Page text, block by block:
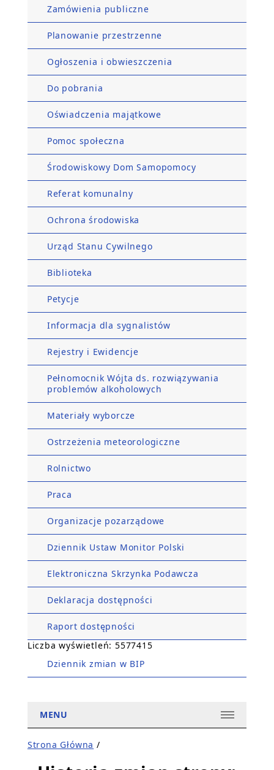
Zamówienia publiczne
Planowanie przestrzenne
Ogłoszenia i obwieszczenia
Do pobrania
Oświadczenia majątkowe
Pomoc społeczna
Środowiskowy Dom Samopomocy
Referat komunalny
Ochrona środowiska
Urząd Stanu Cywilnego
Biblioteka
Petycje
Informacja dla sygnalistów
Rejestry i Ewidencje
Pełnomocnik Wójta ds. rozwiązywania
problemów alkoholowych
Materiały wyborcze
Ostrzeżenia meteorologiczne
Rolnictwo
Praca
Organizacje pozarządowe
Dziennik Ustaw Monitor Polski
Elektroniczna Skrzynka Podawcza
Deklaracja dostępności
Raport dostępności
Liczba wyświetleń: 5577415
Dziennik zmian w BIP
MENU
Strona Główna /